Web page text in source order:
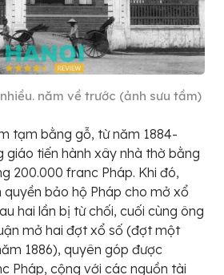
năm về trước (ảnh sưu tầm)
tạm bằng gỗ, từ năm 1884-
giáo tiến hành xây nhà thờ bằng
200.000 franc Pháp. Khi đó,
quyền bảo hộ Pháp cho mở xổ
hai lần bị từ chối, cuối cùng ông
mở hai đợt xổ số (đợt một
1886), quyên góp được
Pháp, cộng với các nguồn tài